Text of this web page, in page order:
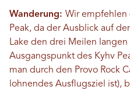
Wanderung: Wir empfehlen
Peak, da der Ausblick auf
Lake den drei Meilen
Ausgangspunkt des Kyhv
man durch den Provo Rock
lohnendes Ausflugsziel ist),